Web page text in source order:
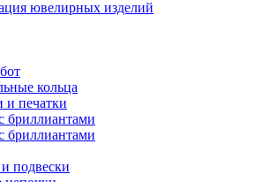
ювелирных изделий
кольца
и печатки
бриллиантами
бриллиантами
подвески